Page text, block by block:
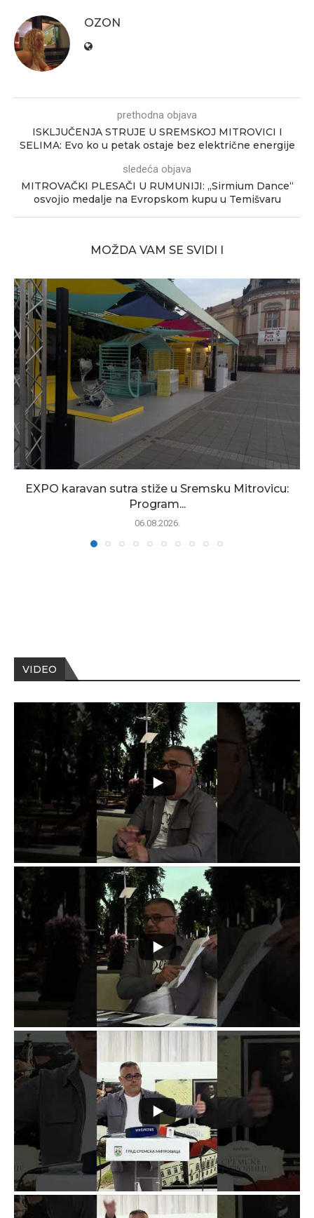
OZON
prethodna objava
ISKLJUČENJA STRUJE U SREMSKOJ MITROVICI I
SELIMA: Evo ko u petak ostaje bez električne energije
sledeća objava
MITROVAČKI PLESAČI U RUMUNIJI: „Sirmium Dance“
osvojio medalje na Evropskom kupu u Temišvaru
MOŽDA VAM SE SVIDI I
EXPO karavan sutra stiže u Sremsku Mitrovicu:
Program...
06.08.2026.
VIDEO